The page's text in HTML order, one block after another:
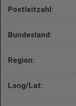
Postleitzahl:
Bundesland:
Region:
Long/Lat: